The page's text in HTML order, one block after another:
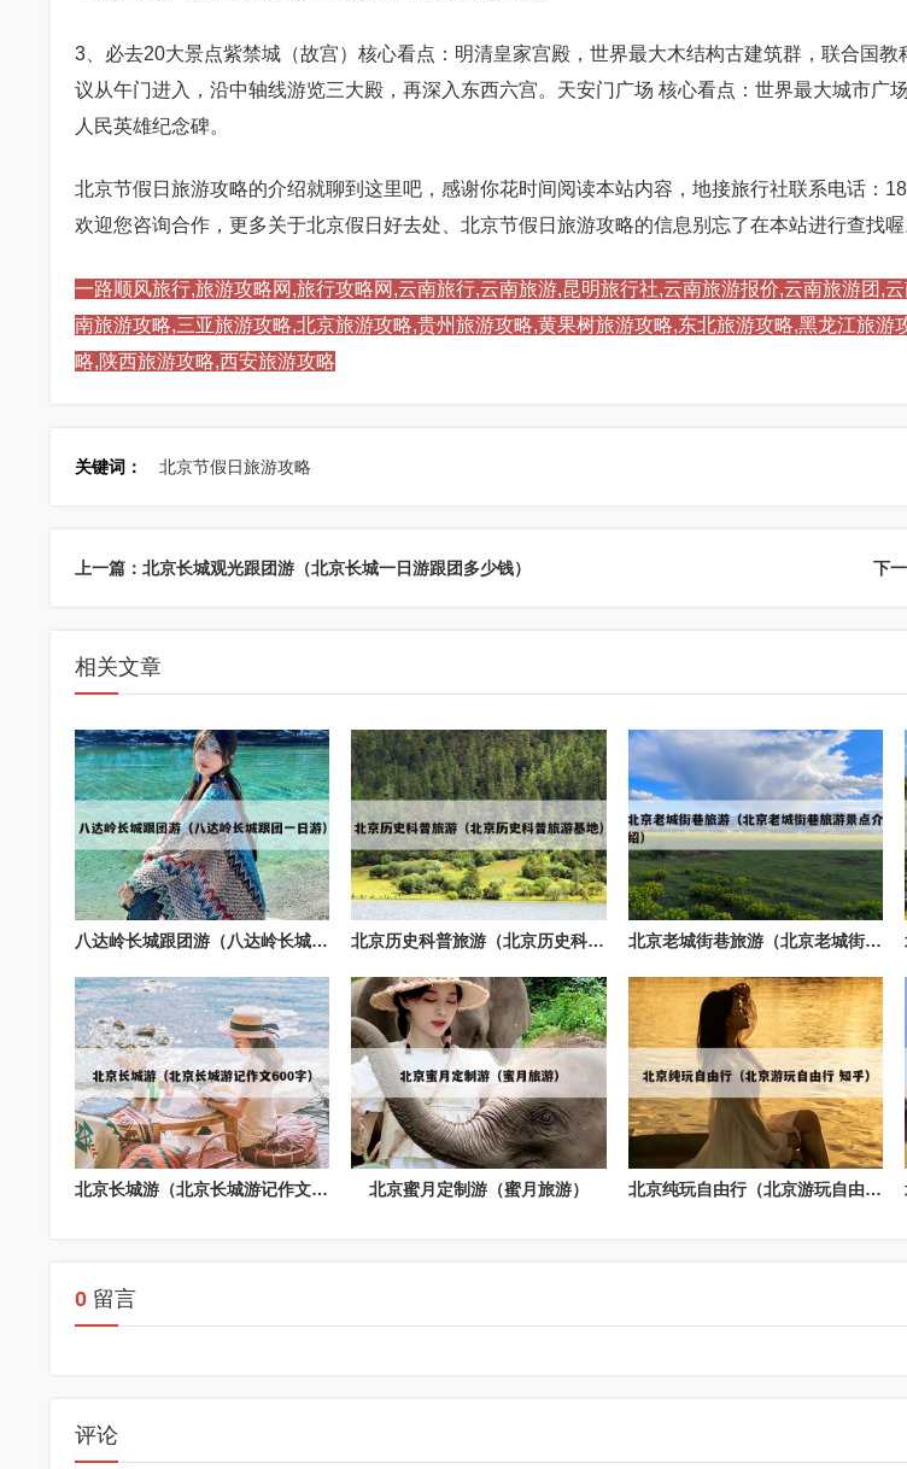
3、必去20大景点紫禁城（故宫）核心看点：明清皇家宫殿，世界最大木结构古建筑群，联合国教
议从午门进入，沿中轴线游览三大殿，再深入东西六宫。天安门广场 核心看点：世界最大城市广
人民英雄纪念碑。
北京节假日旅游攻略的介绍就聊到这里吧，感谢你花时间阅读本站内容，地接旅行社联系电话：
欢迎您咨询合作，更多关于北京假日好去处、北京节假日旅游攻略的信息别忘了在本站进行查找喔
一路顺风旅行,旅游攻略网,旅行攻略网,云南旅行,云南旅游,昆明旅行社,云南旅游报价,云南旅游团,
南旅游攻略,三亚旅游攻略,北京旅游攻略,贵州旅游攻略,黄果树旅游攻略,东北旅游攻略,黑龙江旅游
略,陕西旅游攻略,西安旅游攻略
关键词： 北京节假日旅游攻略
上一篇：北京长城观光跟团游（北京长城一日游跟团多少钱） 下
相关文章
八达岭长城跟团游（八达岭长城跟团一日游） 北京历史科普旅游（北京历史科普旅游基地） 北京老城街巷旅游（北京老城街巷旅游景点介绍）
北京长城游（北京长城游记作文600字） 北京蜜月定制游（蜜月旅游） 北京纯玩自由行（北京游玩自由行 知乎）
0 留言
评论